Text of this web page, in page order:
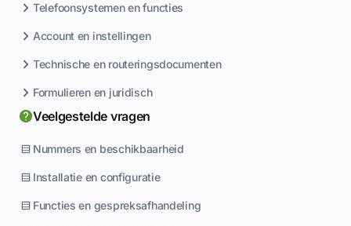
Telefoonsystemen en functies
Account en instellingen
Technische en routeringsdocumenten
Formulieren en juridisch
Veelgestelde vragen
Nummers en beschikbaarheid
Installatie en configuratie
Functies en gespreksafhandeling